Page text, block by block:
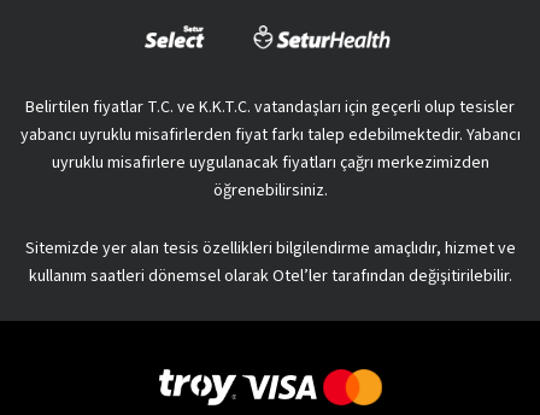
Belirtilen fiyatlar T.C. ve K.K.T.C. vatandaşları için geçerli olup tesisler
yabancı uyruklu misafirlerden fiyat farkı talep edebilmektedir. Yabancı
uyruklu misafirlere uygulanacak fiyatları çağrı merkezimizden
öğrenebilirsiniz.
Sitemizde yer alan tesis özellikleri bilgilendirme amaçlıdır, hizmet ve
kullanım saatleri dönemsel olarak Otel’ler tarafından değişitirilebilir.